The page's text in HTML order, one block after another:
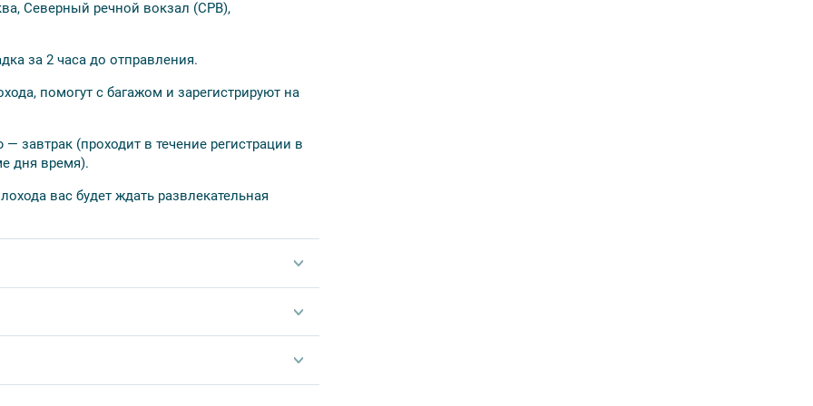
и богатой историей, привлекающий
после согласования деталей с личным
реестра. За покупку круиза вы получите
и ужин – по заказному меню;
Северный речной вокзал (СРВ),
за 2 часа до отправления.
помогут с багажом и зарегистрируют на
завтрак (проходит в течение регистрации в
дня время).
вас будет ждать развлекательная